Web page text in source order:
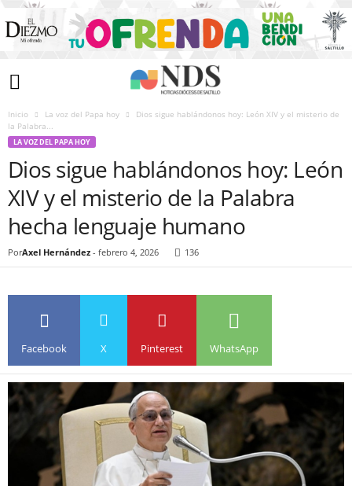
Inicio La voz del Papa hoy
Dios sigue hablándonos hoy: León XIV y el misterio de
la Palabra...
LA VOZ DEL PAPA HOY
Dios sigue hablándonos hoy: León
XIV y el misterio de la Palabra
hecha lenguaje humano
PorAxel Hernández - febrero 4, 2026 136
Facebook X Pinterest WhatsApp